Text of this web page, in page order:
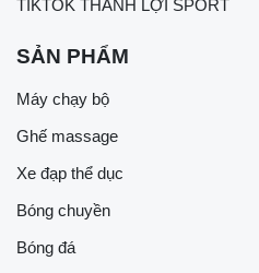
TIKTOK THÀNH LỢI SPORT
SẢN PHẨM
Máy chạy bộ
Ghế massage
Xe đạp thể dục
Bóng chuyền
Bóng đá